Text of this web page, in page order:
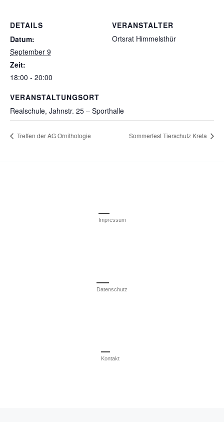
DETAILS
Datum:
September 9
Zeit:
18:00 - 20:00
VERANSTALTUNGSORT
Realschule, Jahnstr. 25 – Sporthalle
VERANSTALTER
Ortsrat Himmelsthür
Treffen der AG Ornithologie Sommerfest Tierschutz Kreta
Impressum
Datenschutz
Kontakt